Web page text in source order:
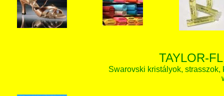
TAYLOR-
Swarovski kristályok,